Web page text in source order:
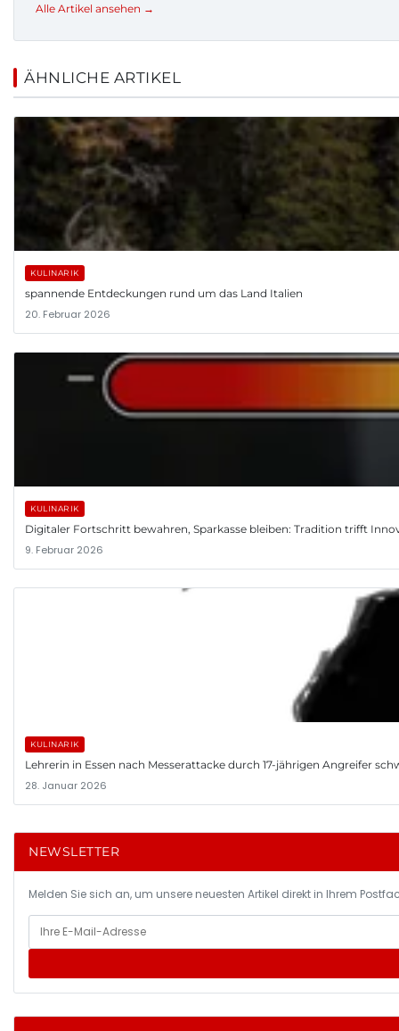
Alle Artikel ansehen →
ÄHNLICHE ARTIKEL
KULINARIK
spannende Entdeckungen rund um das Land Italien
20. Februar 2026
KULINARIK
Digitaler Fortschritt bewahren, Sparkasse bleiben: Tradition trifft
9. Februar 2026
KULINARIK
Lehrerin in Essen nach Messerattacke durch 17-jährigen Angreifer
28. Januar 2026
NEWSLETTER
Melden Sie sich an, um unsere neuesten Artikel direkt in Ihrem